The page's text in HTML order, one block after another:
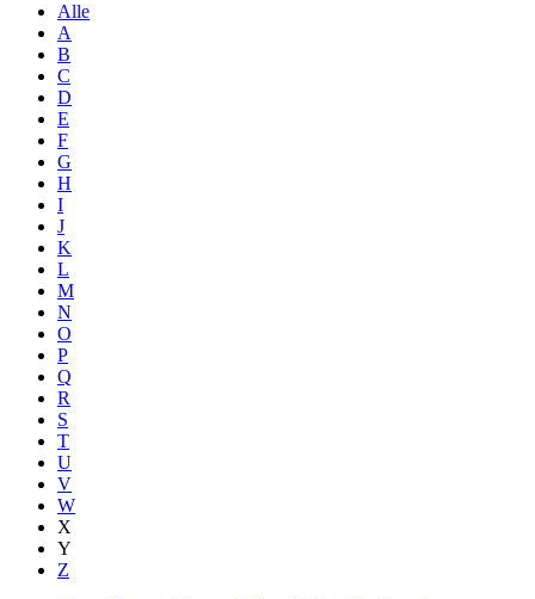
Alle
A
B
C
D
E
F
G
H
I
J
K
L
M
N
O
P
Q
R
S
T
U
V
W
X
Y
Z